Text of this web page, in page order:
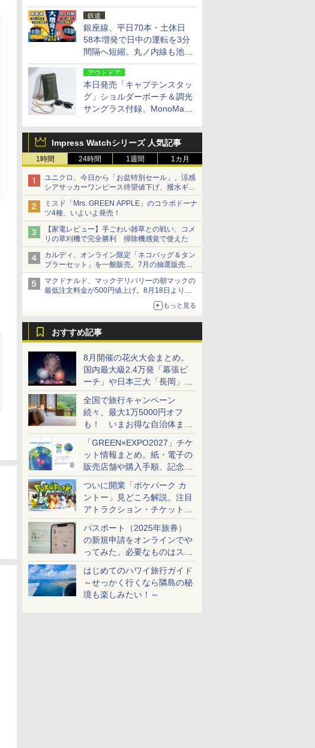
ト含む全270室、ダイニング
も併設
鉄道
銀座線、平日70本・土休日
58本増発で日中の運転を3分
間隔へ短縮。丸ノ内線も池袋
～中野坂上を4分間隔に
アウトドア
本日発売「キャプテンスタッ
グ」ショルダーポーチ＆調光
サングラス付録、MonoMax
Impress Watchシリーズ 人気記事
1時間 24時間 1週間 1カ月
ユニクロ、今日から「お盆特別セール」。涼感
シアサッカーワンピース待望値下げ、撥水ギア
ショーツは1990円に
ミスド「Mrs. GREEN APPLE」のコラボドーナ
ツ4種、いよいよ発売！
【家電レビュー】手ごわい雑草との戦い、コメ
リの草刈機で完全勝利 掃除機感覚で使えた
カルディ、オンライン限定「ネコバッグ＆タン
ブラーセット」を一般販売。7月の抽選販売の
当選無効分
マクドナルド、マックデリバリーの朝マックの
最低注文料金が500円値上げ。8月18日より
もっと見る
おすすめ記事
8月開催の花火大会まとめ。
国内最大級2.4万発「幕張ビ
ーチ」や日本三大「長岡」な
ど大型イベント目白押し！
全国で旅行キャンペーン
続々、最大1万5000円オフ
も！ いまお得な自治体まと
め
「GREEN×EXPO2027」チケ
ット情報まとめ。紙・電子の
販売店舗や購入手順、記念チ
ケットも解説
ついに開業「ポケパーク カ
ントー」見どころ解説。注目
アトラクション・チケット手
配・来場前に必要な準備は？
パスポート（2025年旅券）
の新規申請をオンラインでや
ってみた。必要なものはスマ
ホとマイナカードのみ
はじめてのハワイ旅行ガイド
～せっかく行くなら隣島の秘
境も楽しみたい！～